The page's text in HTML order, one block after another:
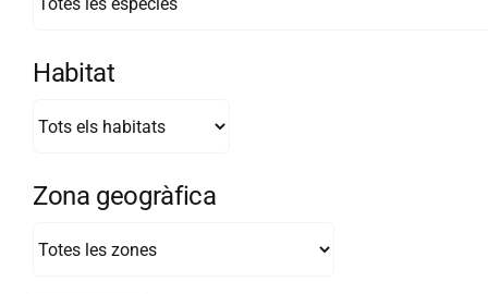
Habitat
Zona geogràfica